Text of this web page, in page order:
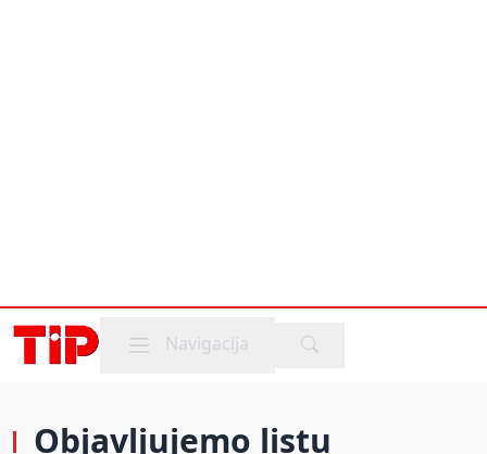
Mobile menu
Navigacija
Objavljujemo listu